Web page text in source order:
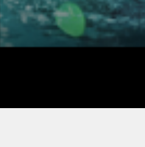
프랑스 최고의 골프리조트 에비